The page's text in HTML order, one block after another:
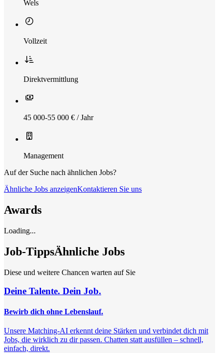
Wels
Vollzeit
Direktvermittlung
45 000-55 000 € / Jahr
Management
Auf der Suche nach ähnlichen Jobs?
Ähnliche Jobs anzeigenKontaktieren Sie uns
Awards
Loading...
Job-TippsÄhnliche Jobs
Diese und weitere Chancen warten auf Sie
Deine Talente. Dein Job.
Bewirb dich ohne Lebenslauf.
Unsere Matching-AI erkennt deine Stärken und verbindet dich mit
Jobs, die wirklich zu dir passen. Chatten statt ausfüllen – schnell,
einfach, direkt.